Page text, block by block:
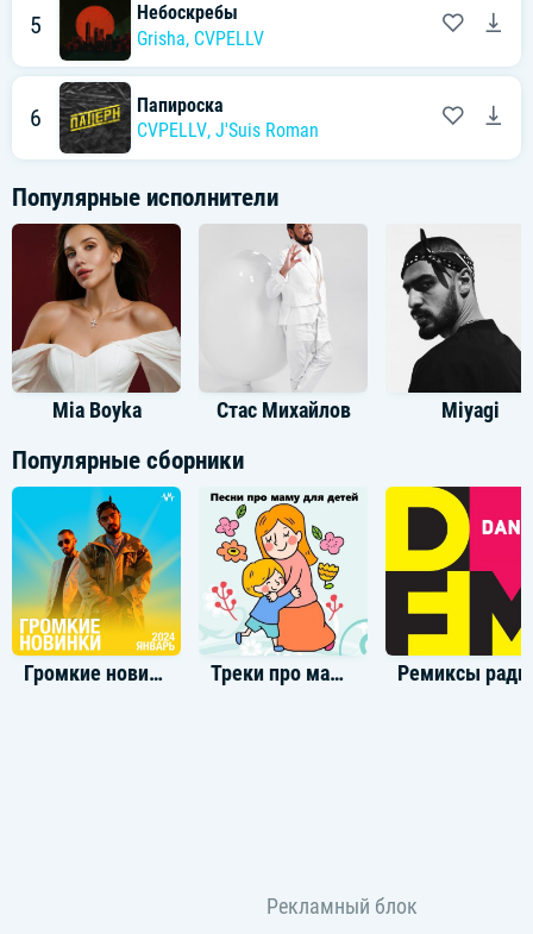
5
Небоскребы
Grisha, CVPELLV
6
Папироска
CVPELLV, J'Suis Roman
Популярные исполнители
Mia Boyka Стас Михайлов Miyagi
Популярные сборники
Громкие новинки: Январь 2024 Треки про маму для детей